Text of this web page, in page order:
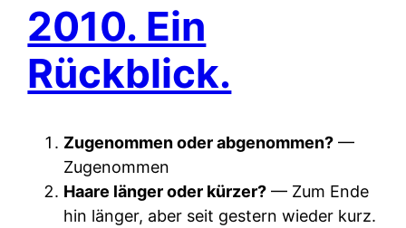
2010. Ein
Rückblick.
Zugenommen oder abgenommen? —
Zugenommen
Haare länger oder kürzer? — Zum Ende
hin länger, aber seit gestern wieder kurz.